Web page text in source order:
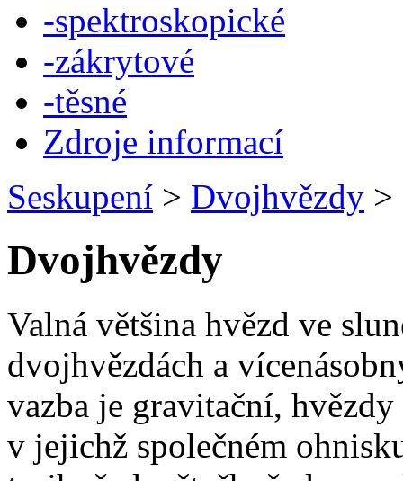
-spektroskopické
-zákrytové
-těsné
Zdroje informací
Seskupení > Dvojhvězdy >
Dvojhvězdy
Valná většina hvězd ve
dvojhvězdách a
vazba je gravitační,
v jejichž společném